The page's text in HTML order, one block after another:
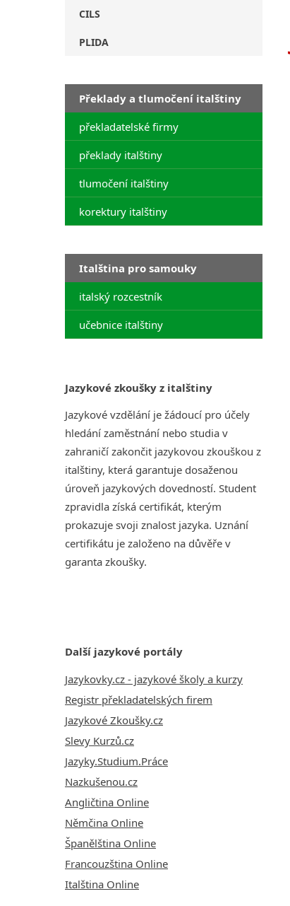
CILS
PLIDA
Překlady a tlumočení italštiny
překladatelské firmy
překlady italštiny
tlumočení italštiny
korektury italštiny
Italština pro samouky
italský rozcestník
učebnice italštiny
Jazykové zkoušky z italštiny
Jazykové vzdělání je žádoucí pro účely
hledání zaměstnání nebo studia v
zahraničí zakončit jazykovou zkouškou z
italštiny, která garantuje dosaženou
úroveň jazykových dovedností. Student
zpravidla získá certifikát, kterým
prokazuje svoji znalost jazyka. Uznání
certifikátu je založeno na důvěře v
garanta zkoušky.
Další jazykové portály
Jazykovky.cz - jazykové školy a kurzy
Registr překladatelských firem
Jazykové Zkoušky.cz
Slevy Kurzů.cz
Jazyky.Studium.Práce
Nazkušenou.cz
Angličtina Online
Němčina Online
Španělština Online
Francouzština Online
Italština Online